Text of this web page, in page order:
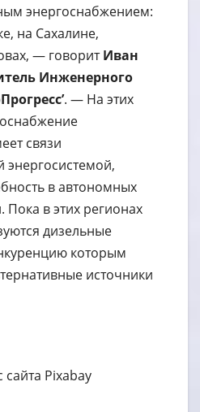
энергоснабжением:
на Сахалине,
— говоритИван
Инженерного
. — На этих
связи
энергосистемой,
в автономных
Пока в этих регионах
дизельные
которым
источники
Pixabay